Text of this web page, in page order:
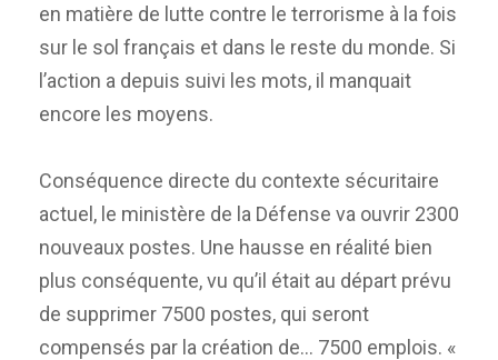
en matière de lutte contre le terrorisme à la fois
sur le sol français et dans le reste du monde. Si
l’action a depuis suivi les mots, il manquait
encore les moyens.
Conséquence directe du contexte sécuritaire
actuel, le ministère de la Défense va ouvrir 2300
nouveaux postes. Une hausse en réalité bien
plus conséquente, vu qu’il était au départ prévu
de supprimer 7500 postes, qui seront
compensés par la création de… 7500 emplois. «